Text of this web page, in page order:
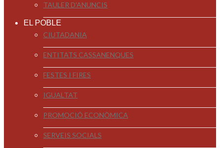
TAULER D'ANUNCIS
EL POBLE
CIUTADANIA
ENTITATS CASSANENQUES
FESTES I FIRES
IGUALTAT
PROMOCIÓ ECONÒMICA
SERVEIS SOCIALS